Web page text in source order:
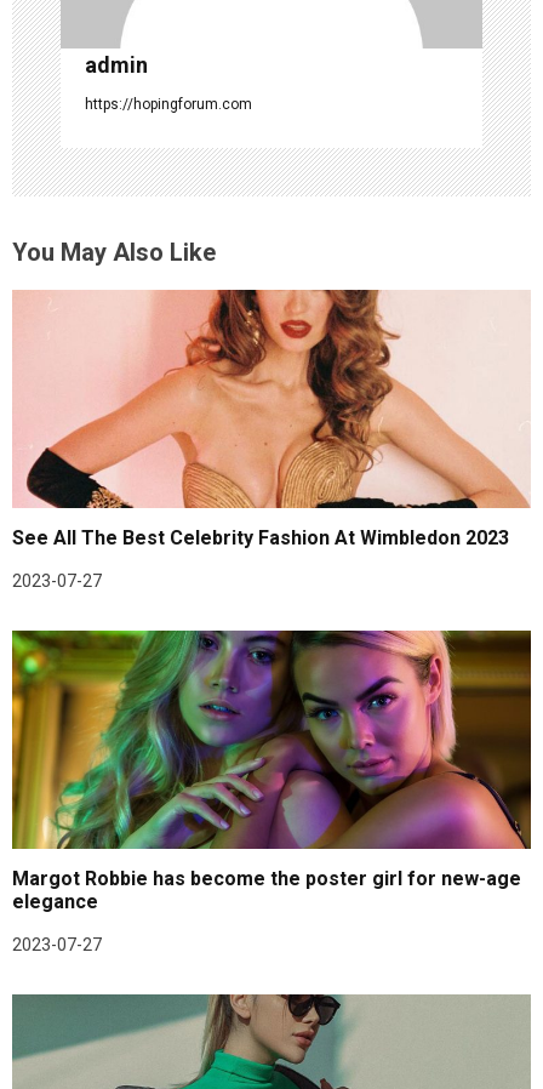
admin
https://hopingforum.com
You May Also Like
See All The Best Celebrity Fashion At Wimbledon 2023
2023-07-27
Margot Robbie has become the poster girl for new-age
elegance
2023-07-27